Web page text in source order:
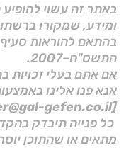
באתר זה עשוי
ומידע, שמקורו
התשס"ח–2007.
אם אתם בעלי זכויות
אנא פנו אלינו
[Manager@gal-gefen.co.il]
כל פנייה תיבדק
מתאים או שהתוכן